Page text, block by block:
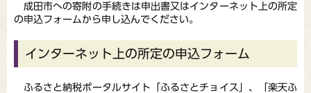
成田市への寄附の手続きは申出書又はインターネット上の所定
の申込フォームから申し込んでください。
インターネット上の所定の申込フォーム
ふるさと納税ポータルサイト「ふるさとチョイス」、「楽天ふ